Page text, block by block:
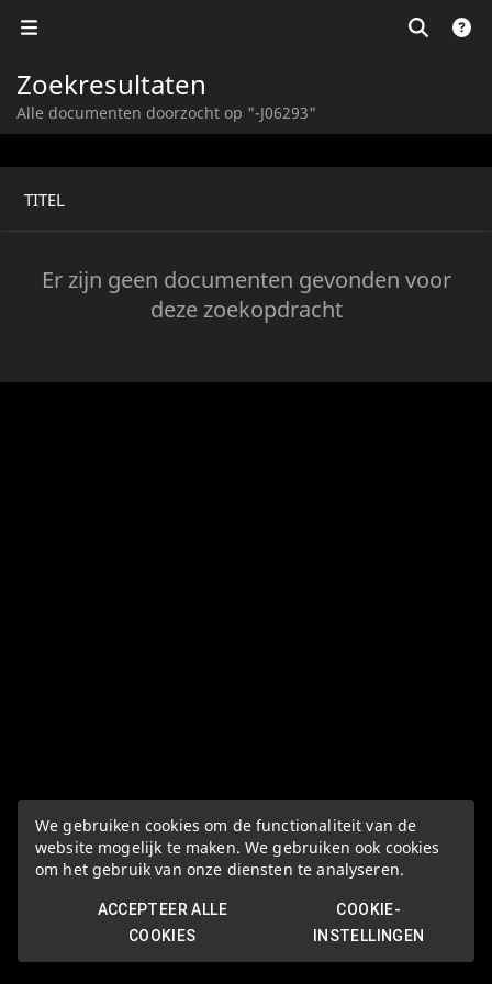
We gebruiken cookies om de functionaliteit van de
website mogelijk te maken. We gebruiken ook cookies
om het gebruik van onze diensten te analyseren.
ACCEPTEER ALLE
COOKIES
COOKIE-
INSTELLINGEN
Zoekresultaten
Alle documenten doorzocht op "-J06293"
TITEL
Er zijn geen documenten gevonden voor
deze zoekopdracht